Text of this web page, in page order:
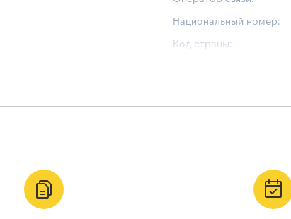
Национальный номер:
Код страны:
Asia/Yekaterinburg,
Moscow, Europe/Samara
Валидный номер: